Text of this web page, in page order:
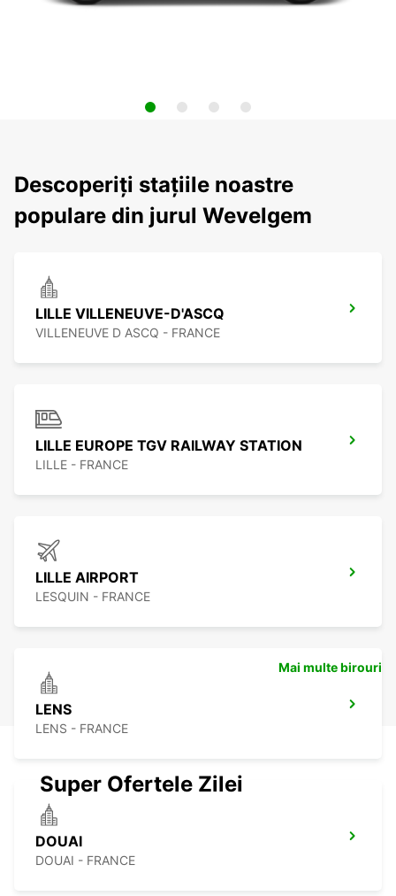
Descoperiți stațiile noastre
populare din jurul Wevelgem
LILLE VILLENEUVE-D'ASCQ
VILLENEUVE D ASCQ - FRANCE
LILLE EUROPE TGV RAILWAY STATION
LILLE - FRANCE
LILLE AIRPORT
LESQUIN - FRANCE
LENS
LENS - FRANCE
DOUAI
DOUAI - FRANCE
Mai multe birouri
Super Ofertele Zilei